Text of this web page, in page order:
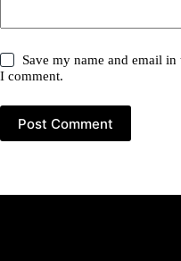
Save my name and email
I comment.
Post Comment